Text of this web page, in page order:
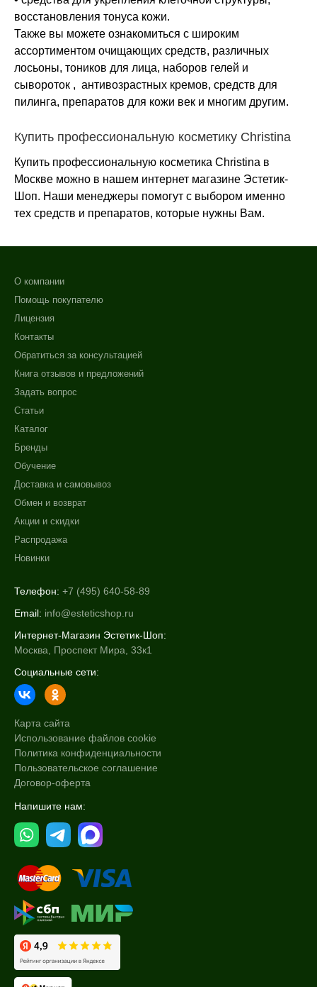
восстановления тонуса кожи.
Также вы можете ознакомиться с широким
ассортиментом очищающих средств, различных
лосьоны, тоников для лица, наборов гелей и
сывороток , антивозрастных кремов, средств для
пилинга, препаратов для кожи век и многим другим.
Купить профессиональную косметику Christina
Купить профессиональную косметика Christina в
Москве можно в нашем интернет магазине Эстетик-
Шоп. Наши менеджеры помогут с выбором именно
тех средств и препаратов, которые нужны Вам.
О компании
Помощь покупателю
Лицензия
Контакты
Обратиться за консультацией
Книга отзывов и предложений
Задать вопрос
Статьи
Каталог
Бренды
Обучение
Доставка и самовывоз
Обмен и возврат
Акции и скидки
Распродажа
Новинки
Телефон: +7 (495) 640-58-89
Email: info@esteticshop.ru
Интернет-Магазин Эстетик-Шоп:
Москва, Проспект Мира, 33к1
Социальные сети:
Карта сайта
Использование файлов cookie
Политика конфиденциальности
Пользовательское соглашение
Договор-оферта
Напишите нам: